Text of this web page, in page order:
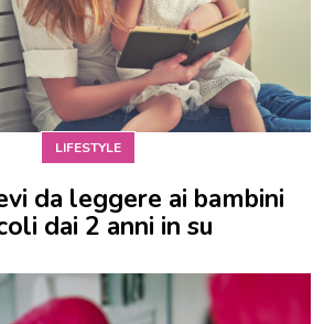
LIFESTYLE
da leggere ai bambini
dai 2 anni in su